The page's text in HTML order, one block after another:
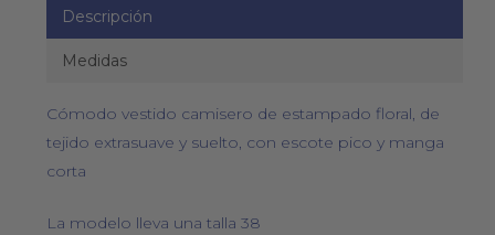
Descripción
Medidas
Cómodo vestido camisero de estampado floral, de
tejido extrasuave y suelto, con escote pico y manga
corta
La modelo lleva una talla 38